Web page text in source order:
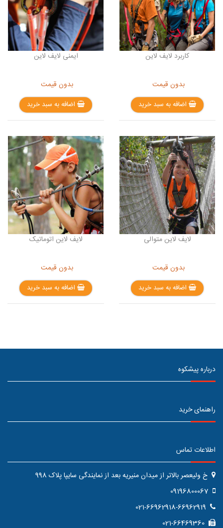
کاربرد لایف لاین
بدون قیمت
اضافه به سبد خرید
ایمنی لایف لاین
بدون قیمت
اضافه به سبد خرید
لایف لاین متوالی
بدون قیمت
اضافه به سبد خرید
لایف لاین اتوماتیک
بدون قیمت
اضافه به سبد خرید
درباره پیشکوه
راهنمای خرید
اطلاعات تماس
خ ولیعصر بالاتر از میدان منیریه بعد از نمایندگی سایپا پلاک 998